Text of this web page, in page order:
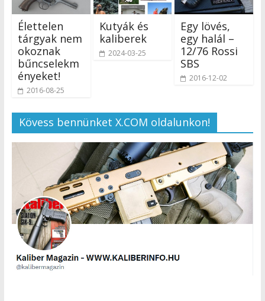
Élettelen
tárgyak nem
okoznak
bűncselekm
ényeket!
2016-08-25
Kutyák és
kaliberek
2024-03-25
Egy lövés,
egy halál –
12/76 Rossi
SBS
2016-12-02
Kövess bennünket X.COM oldalunkon!